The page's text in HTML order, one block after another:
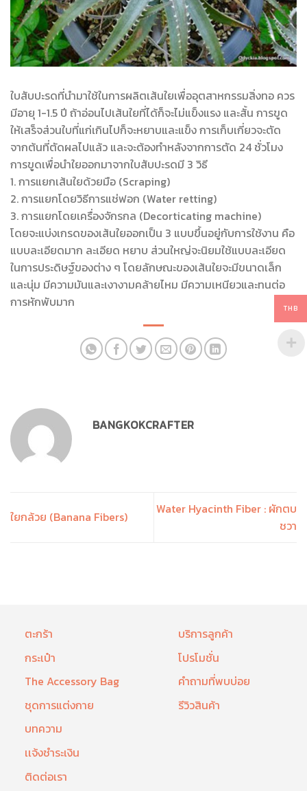
ใบสับปะรดที่นำมาใช้ในการผลิตเส้นใยเพื่ออุตสาหกรรมสิ่งทอ ควร
มีอายุ 1-1.5 ปี ถ้าอ่อนไปเส้นใยที่ได้ก็จะไม่แข็งแรง และสั้น การขูด
ให้เสร็จส่วนใบที่แก่เกินไปก็จะหยาบและแข็ง การเก็บเกี่ยวจะตัด
จากต้นที่ตัดผลไปแล้ว และจะต้องทำหลังจากการตัด 24 ชั่วโมง
การขูดเพื่อนำใยออกมาจากใบสับปะรดมี 3 วิธี
1. การแยกเส้นใยด้วยมือ (Scraping)
2. การแยกโดยวิธีการแช่ฟอก (Water retting)
3. การแยกโดยเครื่องจักรกล (Decorticating machine)
โดยจะแบ่งเกรดของเส้นใยออกเป็น 3 แบบขึ้นอยู่กับการใช้งาน คือ
แบบละเอียดมาก ละเอียด หยาบ ส่วนใหญ่จะนิยมใช้แบบละเอียด
ในการประดิษฐ์ของต่าง ๆ โดยลักษณะของเส้นใยจะมีขนาดเล็ก
และนุ่ม มีความมันและเงางามคล้ายไหม มีความเหนียวและทนต่อ
การหักพับมาก
BANGKOKCRAFTER
ใยกล้วย (Banana Fibers)
Water Hyacinth Fiber : ผักตบ
ชวา
ตะกร้า
กระเป๋า
The Accessory Bag
ชุดการแต่งกาย
บทความ
เเจ้งชำระเงิน
ติดต่อเรา
บริการลูกค้า
โปรโมชั่น
คำถามที่พบบ่อย
รีวิวสินค้า
THB